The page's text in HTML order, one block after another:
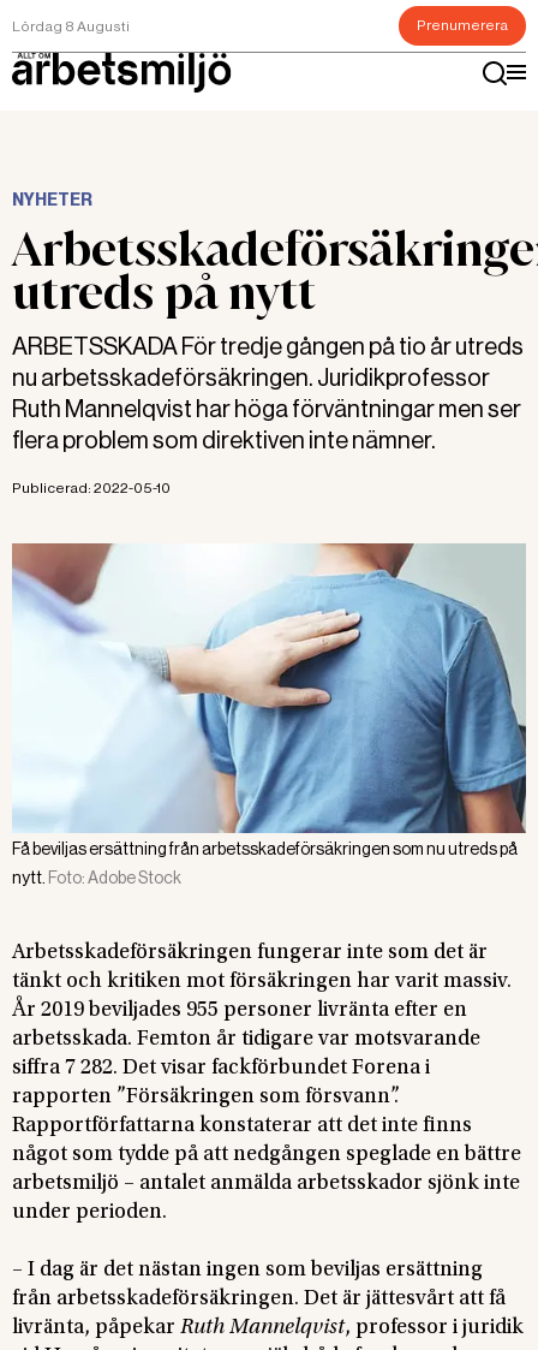
Lördag 8 Augusti Prenumerera
NYHETER
utreds på nytt
ARBETSSKADA För tredje gången på tio år utreds
nu arbetsskadeförsäkringen. Juridikprofessor
Ruth Mannelqvist har höga förväntningar men ser
flera problem som direktiven inte nämner.
Publicerad: 2022-05-10
Få beviljas ersättning från arbetsskadeförsäkringen som nu utreds på
nytt. Foto:Adobe Stock
Arbetsskadeförsäkringen fungerar inte som det är
tänkt och kritiken mot försäkringen har varit massiv.
År 2019 beviljades 955 personer livränta efter en
arbetsskada. Femton år tidigare var motsvarande
siffra 7 282. Det visar fackförbundet Forena i
rapporten ”Försäkringen som försvann”.
Rapportförfattarna konstaterar att det inte finns
något som tydde på att nedgången speglade en bättre
arbetsmiljö – antalet anmälda arbetsskador sjönk inte
under perioden.
– I dag är det nästan ingen som beviljas ersättning
från arbetsskadeförsäkringen. Det är jättesvårt att få
livränta, påpekar Ruth Mannelqvist, professor i juridik